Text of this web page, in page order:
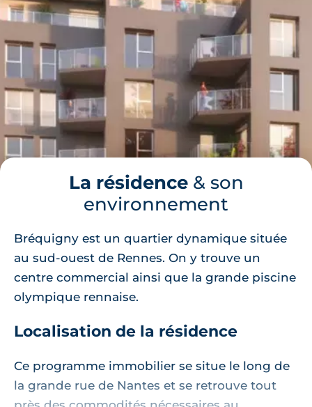
La résidence& son
environnement
Bréquigny est un quartier dynamique située
au sud-ouest de Rennes. On y trouve un
centre commercial ainsi que la grande piscine
olympique rennaise.
Localisation de la résidence
Ce programme immobilier se situe le long de
la grande rue de Nantes et se retrouve tout